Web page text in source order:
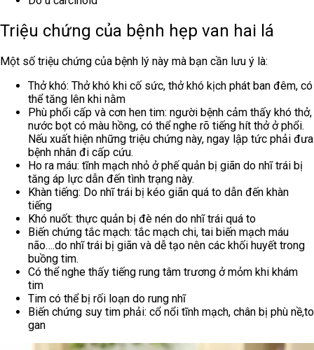
Triệu chứng của bệnh hẹp van hai lá
Một số triệu chứng của bệnh lý này mà bạn cần lưu ý là:
Thở khó: Thở khó khi cố sức, thở khó kịch phát ban đêm, có
thể tăng lên khi nằm
Phù phổi cấp và cơn hen tim: người bệnh cảm thấy khó thở,
nước bọt có màu hồng, có thể nghe rõ tiếng hít thở ở phổi.
Nếu xuất hiện những triệu chứng này, ngay lập tức phải đưa
bệnh nhân đi cấp cứu.
Ho ra máu: tĩnh mạch nhỏ ở phế quản bị giãn do nhĩ trái bị
tăng áp lực dẫn đến tình trạng này.
Khàn tiếng: Do nhĩ trái bị kéo giãn quá to dẫn đến khàn
tiếng
Khó nuốt: thực quản bị đè nén do nhĩ trái quá to
Biến chứng tắc mạch: tắc mạch chi, tai biến mạch máu
não….do nhĩ trái bị giãn và dễ tạo nên các khối huyết trong
buồng tim.
Có thể nghe thấy tiếng rung tâm trương ở mỏm khi khám
tim
Tim có thể bị rối loạn do rung nhĩ
Biến chứng suy tim phải: cổ nổi tĩnh mạch, chân bị phù nề,to
gan